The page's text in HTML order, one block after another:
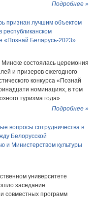
Подробнее »
признан лучшим объектом
республиканском
«Познай Беларусь-2023»
Минске состоялась церемония
и призеров ежегодного
конкурса «Познай
номинациях, в том
туризма года».
Подробнее »
вопросы сотрудничества в
Белорусской
и Министерством культуры
университете
заседание
совместных программ